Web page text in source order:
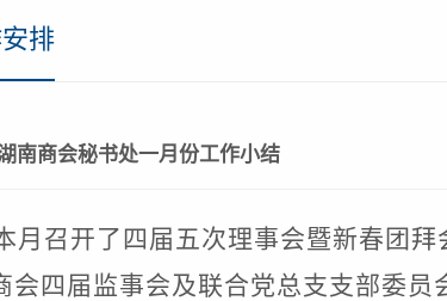
排
南商会秘书处一月份工作小结
月召开了 四届五次理事会暨新春团拜
会四届监事会及联合党总支支部委员